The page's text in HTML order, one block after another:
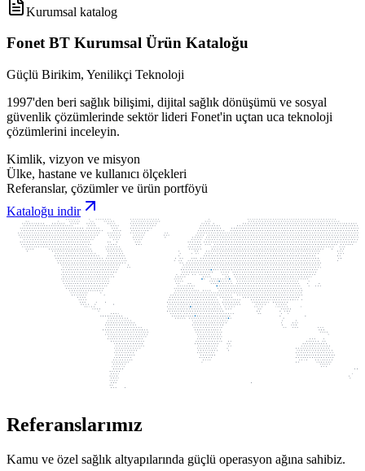
Kurumsal katalog
Fonet BT Kurumsal Ürün Kataloğu
Güçlü Birikim, Yenilikçi Teknoloji
1997'den beri sağlık bilişimi, dijital sağlık dönüşümü ve sosyal
güvenlik çözümlerinde sektör lideri Fonet'in uçtan uca teknoloji
çözümlerini inceleyin.
Kimlik, vizyon ve misyon
Ülke, hastane ve kullanıcı ölçekleri
Referanslar, çözümler ve ürün portföyü
Kataloğu indir
Referanslarımız
Kamu ve özel sağlık altyapılarında güçlü operasyon ağına sahibiz.